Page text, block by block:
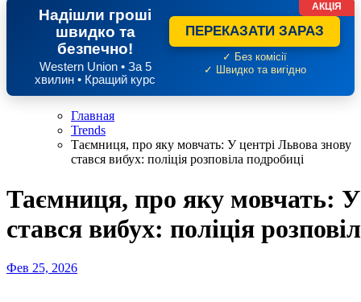
Надішли гроші
швидко та
безпечно!
Western Union • За 5
хвилин • Кращий курс
ПЕРЕКАЗАТИ ЗАРАЗ
✓ Без комісії
✓ Швидко та вигідно
АКЦІЯ
Главная
Trends
Таємниця, про яку мовчать: У центрі Львова знову
стався вибух: поліція розповіла подробиці
Таємниця, про яку мовчать: У
стався вибух: поліція
Фев 25, 2026